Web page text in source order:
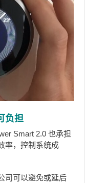
负担
Smart 2.0 也承担
率，控制系统成
司可以避免或延后